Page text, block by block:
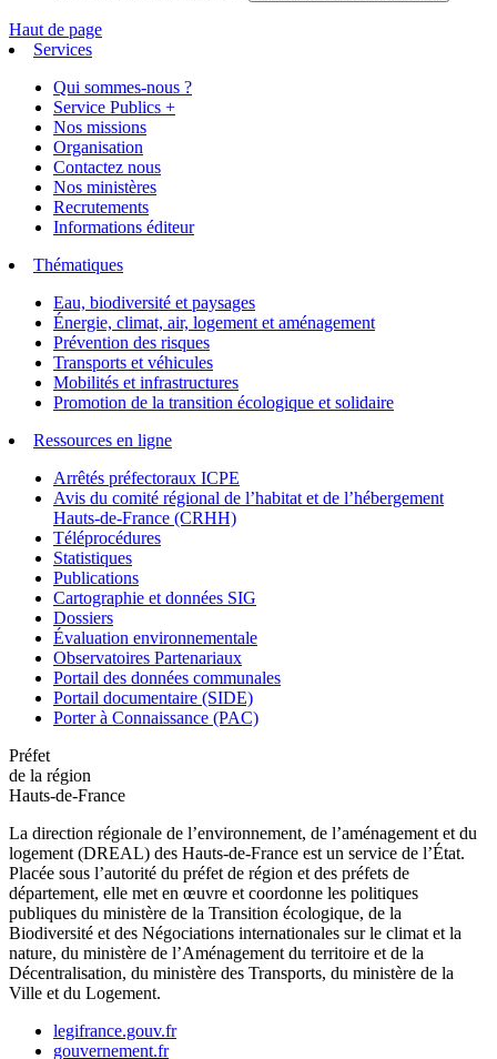
Haut de page
Services
Qui sommes-nous ?
Service Publics +
Nos missions
Organisation
Contactez nous
Nos ministères
Recrutements
Informations éditeur
Thématiques
Eau, biodiversité et paysages
Énergie, climat, air, logement et aménagement
Prévention des risques
Transports et véhicules
Mobilités et infrastructures
Promotion de la transition écologique et solidaire
Ressources en ligne
Arrêtés préfectoraux ICPE
Avis du comité régional de l’habitat et de l’hébergement
Hauts-de-France (CRHH)
Téléprocédures
Statistiques
Publications
Cartographie et données SIG
Dossiers
Évaluation environnementale
Observatoires Partenariaux
Portail des données communales
Portail documentaire (SIDE)
Porter à Connaissance (PAC)
Préfet
de la région
Hauts-de-France
La direction régionale de l’environnement, de l’aménagement et du
logement (DREAL) des Hauts-de-France est un service de l’État.
Placée sous l’autorité du préfet de région et des préfets de
département, elle met en œuvre et coordonne les politiques
publiques du ministère de la Transition écologique, de la
Biodiversité et des Négociations internationales sur le climat et la
nature, du ministère de l’Aménagement du territoire et de la
Décentralisation, du ministère des Transports, du ministère de la
Ville et du Logement.
legifrance.gouv.fr
gouvernement.fr